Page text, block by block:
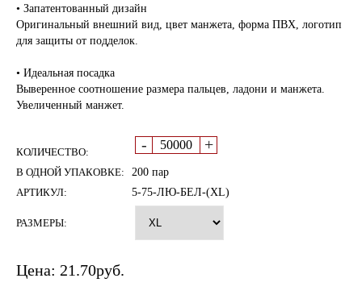
• Запатентованный дизайн
Оригинальный внешний вид, цвет манжета, форма ПВХ, логотип
для защиты от подделок.
• Идеальная посадка
Выверенное соотношение размера пальцев, ладони и манжета.
Увеличенный манжет.
КОЛИЧЕСТВО: - +
В ОДНОЙ УПАКОВКЕ:
200 пар
АРТИКУЛ:
5-75-ЛЮ-БЕЛ-(XL)
РАЗМЕРЫ:
Цена: 21.70руб.